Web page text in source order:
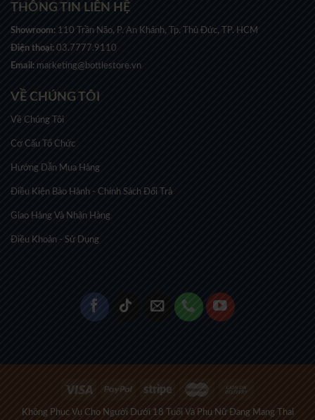
THÔNG TIN LIÊN HỆ
Showroom: 110 Trần Não, P. An Khánh, Tp. Thủ Đức, TP. HCM
Điện thoại: 03.7777.9110
Email: marketing@bottlestore.vn
VỀ CHÚNG TÔI
Về Chúng Tôi
Cơ Cấu Tổ Chức
Hướng Dẫn Mua Hàng
Điều Kiện Bảo Hành - Chính Sách Đổi Trả
Giao Hàng Và Nhận Hàng
Điều Khoản - Sử Dụng
Không Phục Vụ Cho Người Dưới 18 Tuổi Và Phụ Nữ Đang Mang Thai